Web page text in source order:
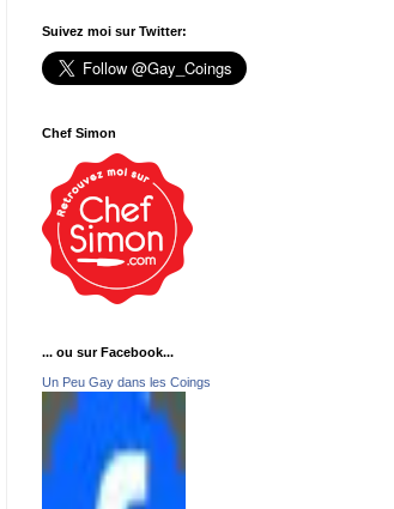
Suivez moi sur Twitter:
Chef Simon
... ou sur Facebook...
Un Peu Gay dans les Coings